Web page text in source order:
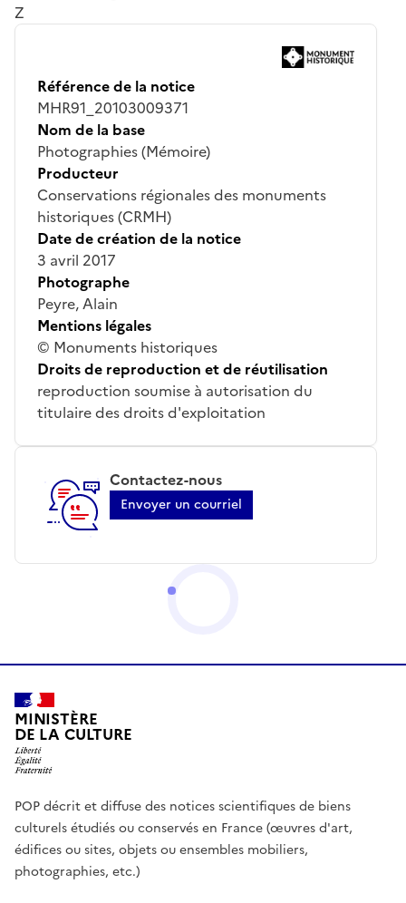
Z
Référence de la notice
MHR91_20103009371
Nom de la base
Photographies (Mémoire)
Producteur
Conservations régionales des monuments
historiques (CRMH)
Date de création de la notice
3 avril 2017
Photographe
Peyre, Alain
Mentions légales
© Monuments historiques
Droits de reproduction et de réutilisation
reproduction soumise à autorisation du
titulaire des droits d'exploitation
Contactez-nous
Envoyer un courriel
MINISTÈRE
DE LA CULTURE
POP décrit et diffuse des notices scientifiques de biens
culturels étudiés ou conservés en France (œuvres d'art,
édifices ou sites, objets ou ensembles mobiliers,
photographies, etc.)